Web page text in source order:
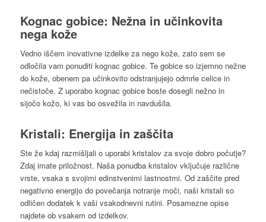
Kognac gobice: Nežna in učinkovita
nega kože
Vedno iščem inovativne izdelke za nego kože, zato sem se
odločila vam ponuditi kognac gobice. Te gobice so izjemno nežne
do kože, obenem pa učinkovito odstranjujejo odmrle celice in
nečistoče. Z uporabo kognac gobice boste dosegli nežno in
sijočo kožo, ki vas bo osvežila in navdušila.
Kristali: Energija in zaščita
Ste že kdaj razmišljali o uporabi kristalov za svoje dobro počutje?
Zdaj imate priložnost. Naša ponudba kristalov vključuje različne
vrste, vsaka s svojimi edinstvenimi lastnostmi. Od zaščite pred
negativno energijo do povečanja notranje moči, naši kristali so
odličen dodatek k vaši vsakodnevni rutini. Posamezne opise
najdete ob vsakem od izdelkov.